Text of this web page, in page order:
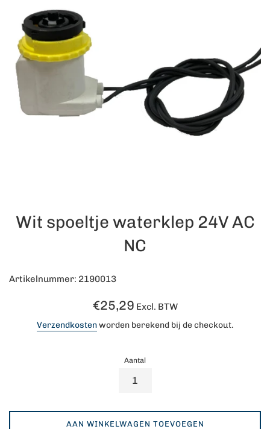
Wit spoeltje waterklep 24V AC
NC
Artikelnummer: 2190013
Normale
€25,29 Excl. BTW
Verzendkostenworden berekend bij de checkout.
Aantal
AAN WINKELWAGEN TOEVOEGEN